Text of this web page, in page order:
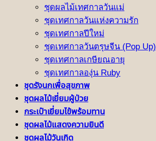
ชุดผลไม้เทศกาลวันแม่
ชุดเทศกาลวันแห่งความรัก
ชุดเทศกาลปีใหม่
ชุดเทศกาลวันตรุษจีน (Pop Up)
ชุดเทศกาลเกษียณอายุ
ชุดเทศกาลองุ่น Ruby
ชุดรังนกเพื่อสุขภาพ
ชุดผลไม้เยี่ยมผู้ป่วย
กระเป๋าเยี่ยมไข้พร้อมทาน
ชุดผลไม้แสดงความยินดี
ชุดผลไม้วันเกิด